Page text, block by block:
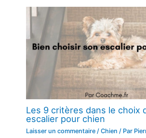
Les 9 critères dans le choix
escalier pour chien
Laisser un commentaire /Chien / Par